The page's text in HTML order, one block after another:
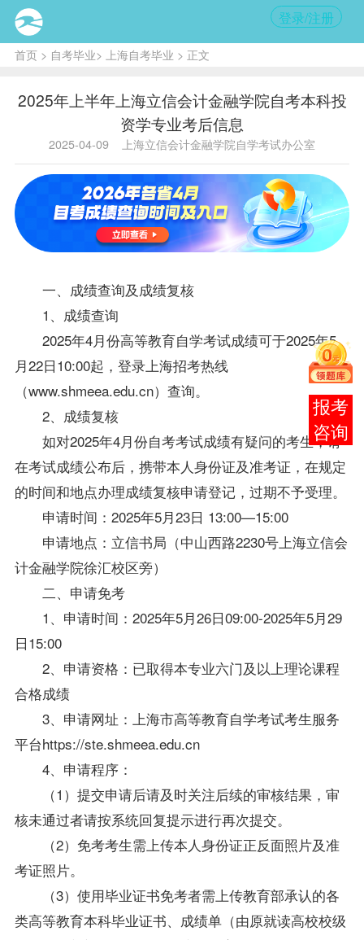
登录/注册
首页> 自考毕业> 上海自考毕业 > 正文
2025年上半年上海立信会计金融学院自考本科投
资学专业考后信息
2025-04-09 上海立信会计金融学院自学考试办公室
一、成绩查询及成绩复核
1、成绩查询
2025年4月份高等教育自学考试成绩可于2025年5
月22日10:00起，登录上海招考热线
（www.shmeea.edu.cn）查询。
2、成绩复核
如对2025年4月份自考考试成绩有疑问的考生，请
在考试成绩公布后，携带本人身份证及准考证，在规定
的时间和地点办理成绩复核申请登记，过期不予受理。
申请时间：2025年5月23日 13:00—15:00
申请地点：立信书局（中山西路2230号上海立信会
计金融学院徐汇校区旁）
二、申请免考
1、申请时间：2025年5月26日09:00-2025年5月29
日15:00
2、申请资格：已取得本专业六门及以上理论课程
合格成绩
3、申请网址：上海市高等教育自学考试考生服务
平台https://ste.shmeea.edu.cn
4、申请程序：
（1）提交申请后请及时关注后续的审核结果，审
核未通过者请按系统回复提示进行再次提交。
（2）免考考生需上传本人身份证正反面照片及准
考证照片。
（3）使用毕业证书免考者需上传教育部承认的各
类高等教育本科毕业证书、成绩单（由原就读高校校级
在线
客服